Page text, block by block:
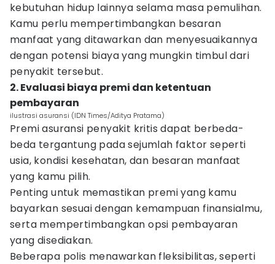
kebutuhan hidup lainnya selama masa pemulihan.
Kamu perlu mempertimbangkan besaran
manfaat yang ditawarkan dan menyesuaikannya
dengan potensi biaya yang mungkin timbul dari
penyakit tersebut.
2. Evaluasi biaya premi dan ketentuan
pembayaran
ilustrasi asuransi (IDN Times/Aditya Pratama)
Premi asuransi penyakit kritis dapat berbeda-
beda tergantung pada sejumlah faktor seperti
usia, kondisi kesehatan, dan besaran manfaat
yang kamu pilih.
Penting untuk memastikan premi yang kamu
bayarkan sesuai dengan kemampuan finansialmu,
serta mempertimbangkan opsi pembayaran
yang disediakan.
Beberapa polis menawarkan fleksibilitas, seperti